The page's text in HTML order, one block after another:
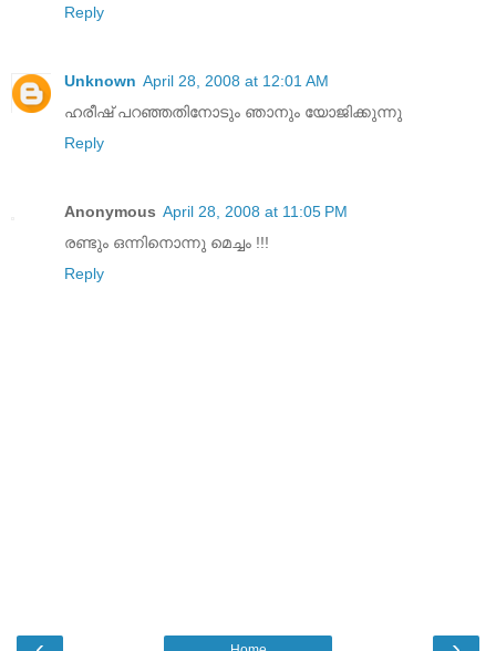
Reply
Unknown April 28, 2008 at 12:01 AM
ഹരീഷ് പറഞ്ഞതിനോടും ഞാനും യോജിക്കുന്നു
Reply
Anonymous April 28, 2008 at 11:05 PM
രണ്ടും ഒന്നിനൊന്നു മെച്ചം !!!
Reply